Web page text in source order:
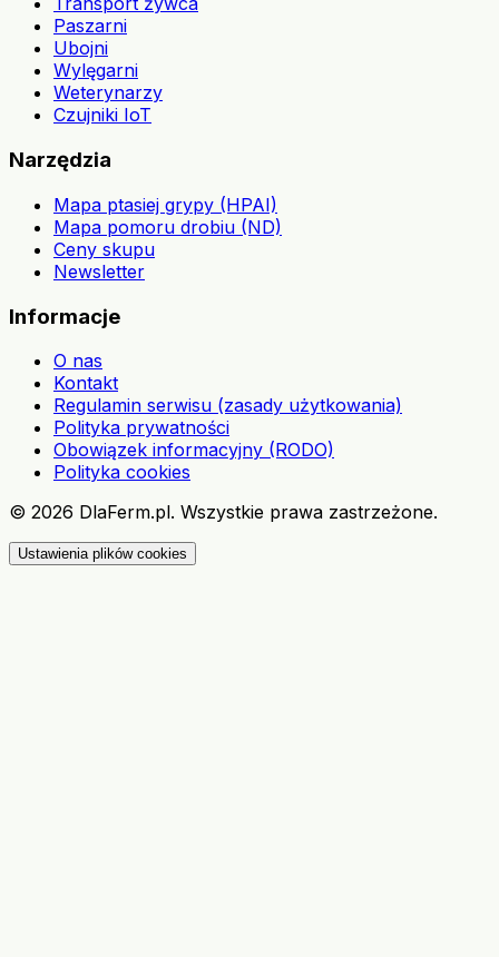
Paszarni
Ubojni
Wylęgarni
Weterynarzy
Czujniki IoT
Narzędzia
Mapa ptasiej grypy (HPAI)
Mapa pomoru drobiu (ND)
Ceny skupu
Newsletter
Informacje
O nas
Kontakt
Regulamin serwisu (zasady użytkowania)
Polityka prywatności
Obowiązek informacyjny (RODO)
Polityka cookies
© 2026 DlaFerm.pl. Wszystkie prawa zastrzeżone.
Ustawienia plików cookies